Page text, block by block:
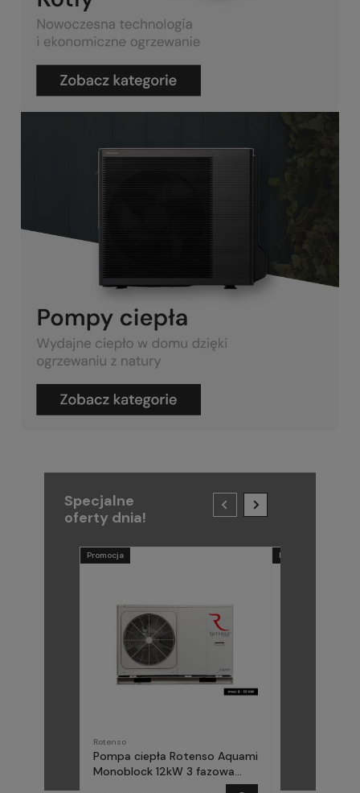
Specjalne
oferty dnia!
Rotenso
Pompa ciepła Rotenso Aquami
Monoblock 12kW 3 fazowa
Promocja Promocja